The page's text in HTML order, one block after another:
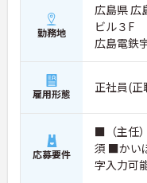
勤務地
広島県
ビル３F
広島電鉄
雇用形態 正社員(正
応募要件
■（主任
須 ■かい
字入力可